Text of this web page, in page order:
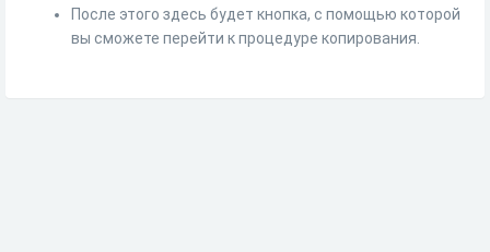
После этого здесь будет кнопка, с помощью которой
вы сможете перейти к процедуре копирования.